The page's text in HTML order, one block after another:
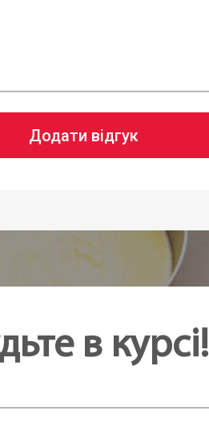
Додати відгук
в курсі!